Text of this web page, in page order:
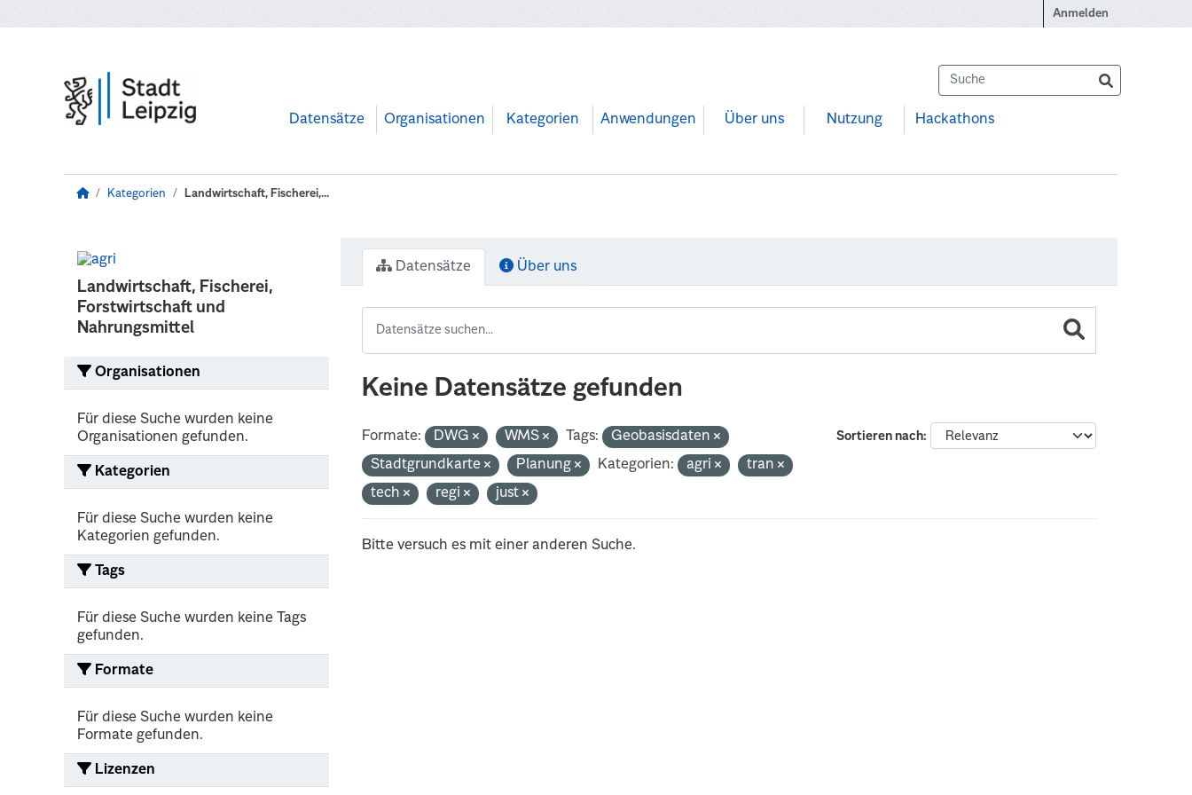
Anmelden
Datensätze Organisationen Kategorien Anwendungen Über uns Nutzung Hackathons
Kategorien Landwirtschaft, Fischerei,...
Landwirtschaft, Fischerei,
Forstwirtschaft und
Nahrungsmittel
Organisationen
Für diese Suche wurden keine
Organisationen gefunden.
Kategorien
Für diese Suche wurden keine
Kategorien gefunden.
Tags
Für diese Suche wurden keine Tags
gefunden.
Formate
Für diese Suche wurden keine
Formate gefunden.
Lizenzen
Datensätze Über uns
Keine Datensätze gefunden
Sortieren nach
Formate: DWG WMS Tags:
Geobasisdaten
Stadtgrundkarte
Planung Kategorien: agri
tran
tech
regi just
Bitte versuch es mit einer anderen Suche.